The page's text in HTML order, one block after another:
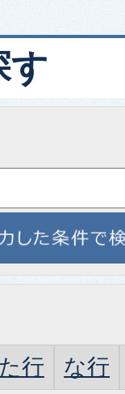
す
た行 な行